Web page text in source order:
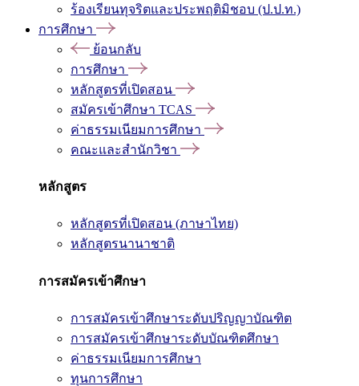
ร้องเรียนทุจริตและประพฤติมิชอบ (ป.ป.ท.)
การศึกษา
ย้อนกลับ
การศึกษา
หลักสูตรที่เปิดสอน
สมัครเข้าศึกษา TCAS
ค่าธรรมเนียมการศึกษา
คณะและสำนักวิชา
หลักสูตร
หลักสูตรที่เปิดสอน (ภาษาไทย)
หลักสูตรนานาชาติ
การสมัครเข้าศึกษา
การสมัครเข้าศึกษาระดับปริญญาบัณฑิต
การสมัครเข้าศึกษาระดับบัณฑิตศึกษา
ค่าธรรมเนียมการศึกษา
ทุนการศึกษา